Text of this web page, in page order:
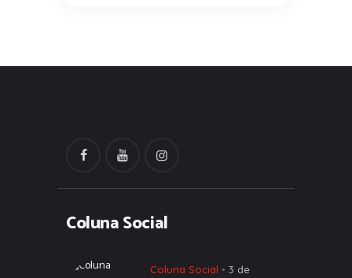
Coluna Social
Coluna Social
3 de